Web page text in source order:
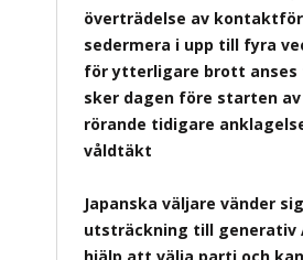
överträdelse av
sedermera i upp till fyra
för ytterligare brott anses
sker dagen före starten
rörande tidigare
våldtäkt
Japanska väljare vänder
utsträckning till generativ